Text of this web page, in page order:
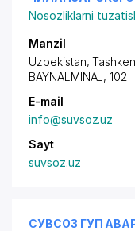
Nosozliklarni
Manzil
Uzbekistan,
BAYNALMINAL, 102
E-mail
info@suvsoz.uz
Sayt
suvsoz.uz
СУВСОЗ ГУП